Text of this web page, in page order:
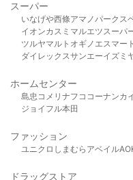
スーパー
いなげや西條アマノパークス
イオンカスミ マルエツスーパ
ツルヤマルト オギノ エスマート
ダイレックスサンエーイズミ
ホームセンター
島忠 コメリ ナフコ コーナンカ
ジョイフル本田
ファッション
ユニクロ しまむら アベイル
ドラッグストア